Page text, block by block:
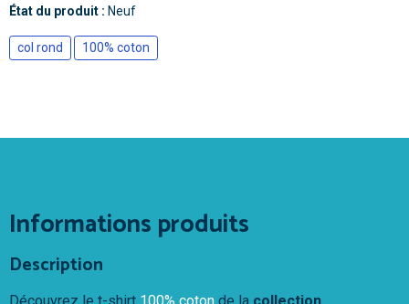
État du produit : Neuf
col rond 100% coton
Informations produits
Description
Découvrez le t-shirt 100% coton de la collection